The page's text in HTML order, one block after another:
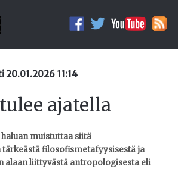
20.01.2026 11:14
ajatella
muistuttaa siitä
filosofismetafyysisestä ja
alaan liittyvästä antropologisesta eli